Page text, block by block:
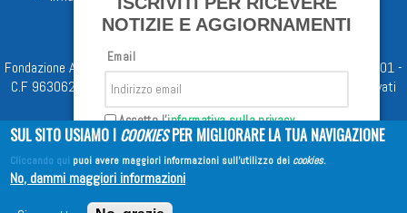
Fondazione Apostolicam Actuositatem ETS © 2023 - P.I. 05398481001 -
C.F 96306220581 - REA 888781 del 23/02/98 - Tutti i diritti riservati
Copyright © 2026EDITRICE AVE
NOTIZIE E AGGIORNAMENTI
Email
Accetto l'informativa sulla privacy
Iscriviti
SUL SITO USIAMO I COOKIESPER MIGLIORARE LA TUA NAVIGAZIONE
Cliccando qui puoi avere maggiori informazioni sull'utilizzo dei cookies.
No, dammi maggiori informazioni